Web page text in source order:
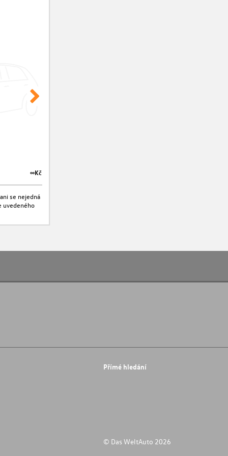
∞Kč
se nejedná
uvedeného
Přímé hledání
© Das WeltAuto 2026